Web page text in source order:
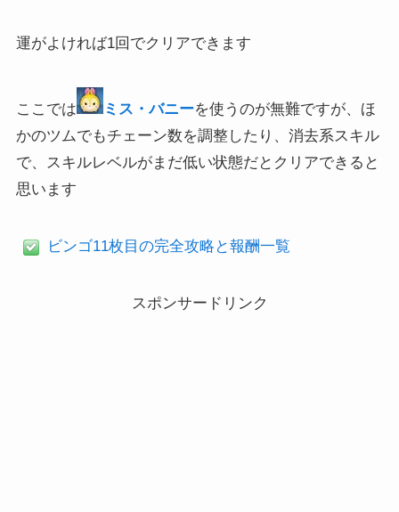
運がよければ1回でクリアできます
ここでは ミス・バニーを使うのが無難ですが、ほ
かのツムでもチェーン数を調整したり、消去系スキル
で、スキルレベルがまだ低い状態だとクリアできると
思います
ビンゴ11枚目の完全攻略と報酬一覧
スポンサードリンク